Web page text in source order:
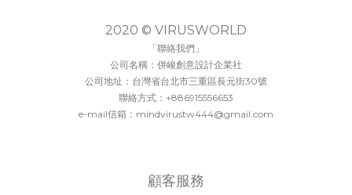
2020 © VIRUSWORLD
「聯絡我們」
公司名稱：併峻創意設計企業社
公司地址：台灣省台北市三重區長元街30號
聯絡方式：+886915556653
e-mail信箱：mindvirustw444@gmail.com
顧客服務